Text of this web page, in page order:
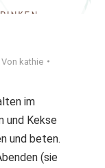
Von kathie
im
und Kekse
und beten.
(sie